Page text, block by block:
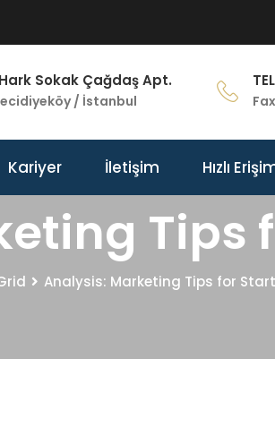
Sokak Çağdaş Apt.
/ İstanbul
Kariyer İletişim Hızlı
Tips
Analysis: Marketing Tips for